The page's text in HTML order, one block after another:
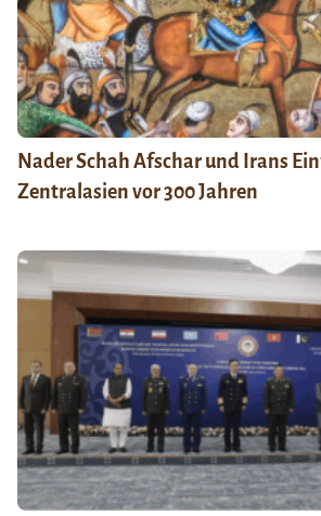
Nader Schah Afschar und Irans
Zentralasien vor 300 Jahren